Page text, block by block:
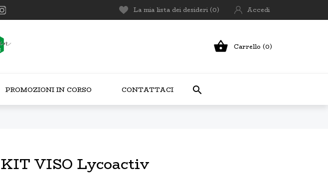
La mia lista dei desideri (0) Accedi
 Carrello (0)
PROMOZIONI IN CORSO CONTATTACI 
KIT VISO Lycoactiv